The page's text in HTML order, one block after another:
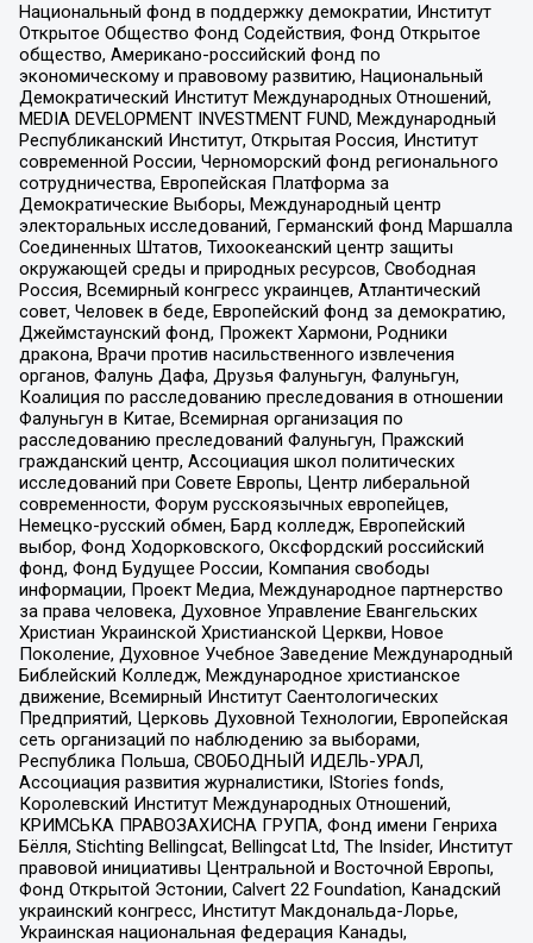
Национальный фонд в поддержку демократии, Институт
Открытое Общество Фонд Содействия, Фонд Открытое
общество, Американо-российский фонд по
экономическому и правовому развитию, Национальный
Демократический Институт Международных Отношений,
MEDIA DEVELOPMENT INVESTMENT FUND, Международный
Республиканский Институт, Открытая Россия, Институт
современной России, Черноморский фонд регионального
сотрудничества, Европейская Платформа за
Демократические Выборы, Международный центр
электоральных исследований, Германский фонд Маршалла
Соединенных Штатов, Тихоокеанский центр защиты
окружающей среды и природных ресурсов, Свободная
Россия, Всемирный конгресс украинцев, Атлантический
совет, Человек в беде, Европейский фонд за демократию,
Джеймстаунский фонд, Прожект Хармони, Родники
дракона, Врачи против насильственного извлечения
органов, Фалунь Дафа, Друзья Фалуньгун, Фалуньгун,
Коалиция по расследованию преследования в отношении
Фалуньгун в Китае, Всемирная организация по
расследованию преследований Фалуньгун, Пражский
гражданский центр, Ассоциация школ политических
исследований при Совете Европы, Центр либеральной
современности, Форум русскоязычных европейцев,
Немецко-русский обмен, Бард колледж, Европейский
выбор, Фонд Ходорковского, Оксфордский российский
фонд, Фонд Будущее России, Компания свободы
информации, Проект Медиа, Международное партнерство
за права человека, Духовное Управление Евангельских
Христиан Украинской Христианской Церкви, Новое
Поколение, Духовное Учебное Заведение Международный
Библейский Колледж, Международное христианское
движение, Всемирный Институт Саентологических
Предприятий, Церковь Духовной Технологии, Европейская
сеть организаций по наблюдению за выборами,
Республика Польша, СВОБОДНЫЙ ИДЕЛЬ-УРАЛ,
Ассоциация развития журналистики, IStories fonds,
Королевский Институт Международных Отношений,
КРИМСЬКА ПРАВОЗАХИСНА ГРУПА, Фонд имени Генриха
Бёлля, Stichting Bellingcat, Bellingcat Ltd, The Insider, Институт
правовой инициативы Центральной и Восточной Европы,
Фонд Открытой Эстонии, Calvert 22 Foundation, Канадский
украинский конгресс, Институт Макдональда-Лорье,
Украинская национальная федерация Канады,